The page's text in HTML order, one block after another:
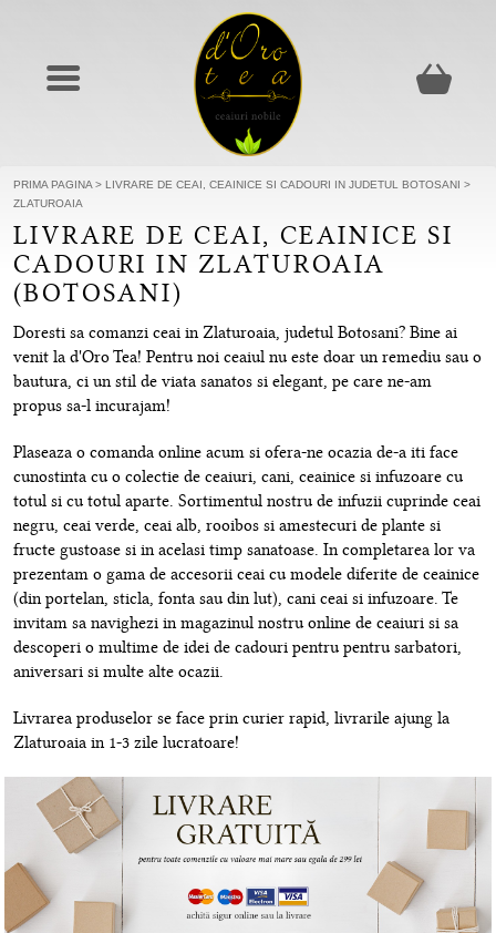
PRIMA PAGINA > LIVRARE DE CEAI, CEAINICE SI CADOURI IN JUDETUL BOTOSANI >
ZLATUROAIA
LIVRARE DE CEAI, CEAINICE SI
CADOURI IN ZLATUROAIA
(BOTOSANI)
Doresti sa comanzi ceai in Zlaturoaia, judetul Botosani? Bine ai
venit la d'Oro Tea! Pentru noi ceaiul nu este doar un remediu sau o
bautura, ci un stil de viata sanatos si elegant, pe care ne-am
propus sa-l incurajam!
Plaseaza o comanda online acum si ofera-ne ocazia de-a iti face
cunostinta cu o colectie de ceaiuri, cani, ceainice si infuzoare cu
totul si cu totul aparte. Sortimentul nostru de infuzii cuprinde ceai
negru, ceai verde, ceai alb, rooibos si amestecuri de plante si
fructe gustoase si in acelasi timp sanatoase. In completarea lor va
prezentam o gama de accesorii ceai cu modele diferite de ceainice
(din portelan, sticla, fonta sau din lut), cani ceai si infuzoare. Te
invitam sa navighezi in magazinul nostru online de ceaiuri si sa
descoperi o multime de idei de cadouri pentru pentru sarbatori,
aniversari si multe alte ocazii.
Livrarea produselor se face prin curier rapid, livrarile ajung la
Zlaturoaia in 1-3 zile lucratoare!